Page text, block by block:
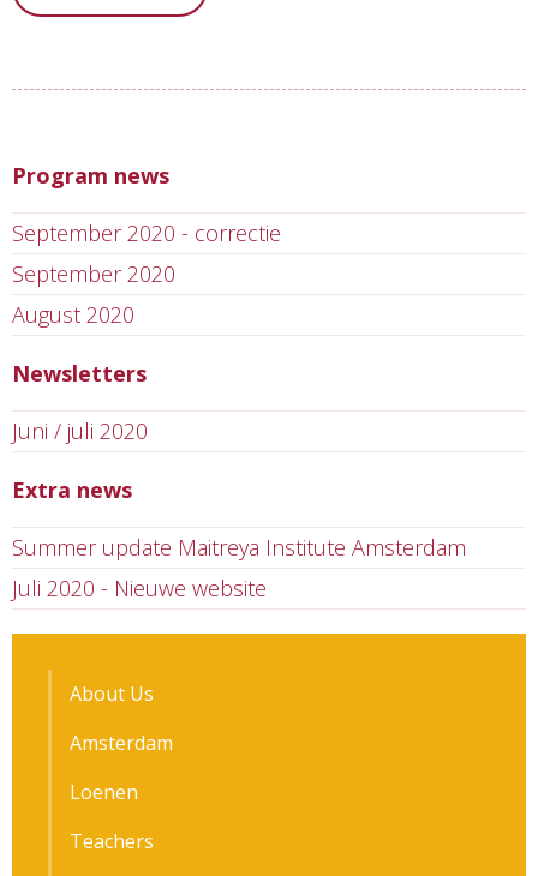
Program news
September 2020 - correctie
September 2020
August 2020
Newsletters
Juni / juli 2020
Extra news
Summer update Maitreya Institute Amsterdam
Juli 2020 - Nieuwe website
About Us
Amsterdam
Loenen
Teachers